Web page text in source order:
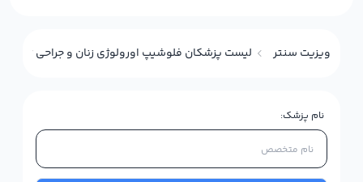
ویزیت سنتر لیست پزشکان فلوشیپ اورولوژی زنان و جراحی
نام پزشک: